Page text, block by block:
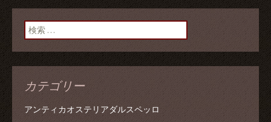
ン
検索:
カテゴリー
アンティカオステリアダルスペッロ